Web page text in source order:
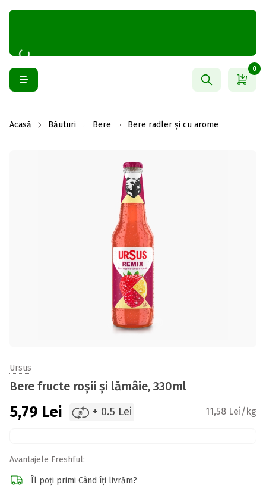
0
Acasă Băuturi Bere Bere radler și cu arome
Ursus
Bere fructe roșii și lămâie, 330ml
5,79 Lei + 0.5 Lei 11,58 Lei/kg
Avantajele Freshful:
Îl poți primi Când îți livrăm?